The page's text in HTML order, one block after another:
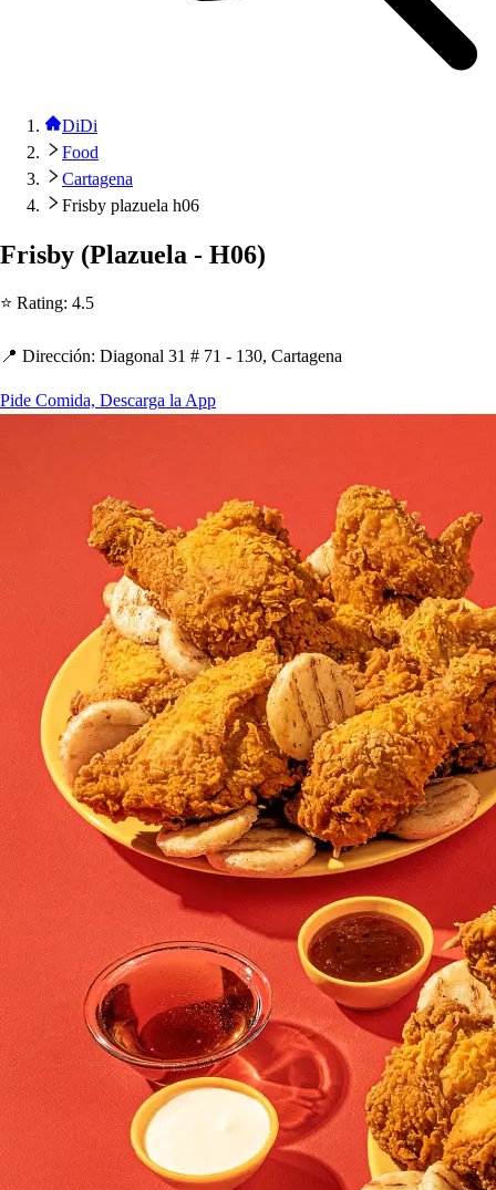
DiDi
Food
Cartagena
Frisby plazuela h06
Frisby (Plazuela - H06)
⭐ Rating: 4.5
📍 Dirección: Diagonal 31 # 71 - 130, Cartagena
Pide Comida, Descarga la App